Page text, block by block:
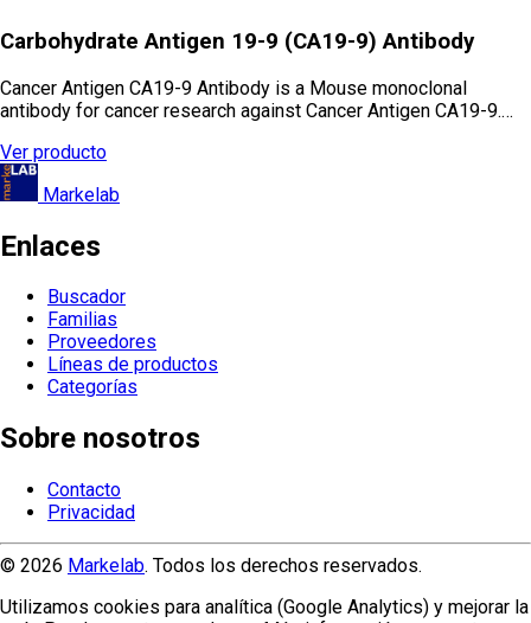
Carbohydrate Antigen 19-9 (CA19-9) Antibody
Cancer Antigen CA19-9 Antibody is a Mouse monoclonal
antibody for cancer research against Cancer Antigen CA19-9.…
Ver producto
Markelab
Enlaces
Buscador
Familias
Proveedores
Líneas de productos
Categorías
Sobre nosotros
Contacto
Privacidad
© 2026 Markelab. Todos los derechos reservados.
Utilizamos cookies para analítica (Google Analytics) y mejorar la